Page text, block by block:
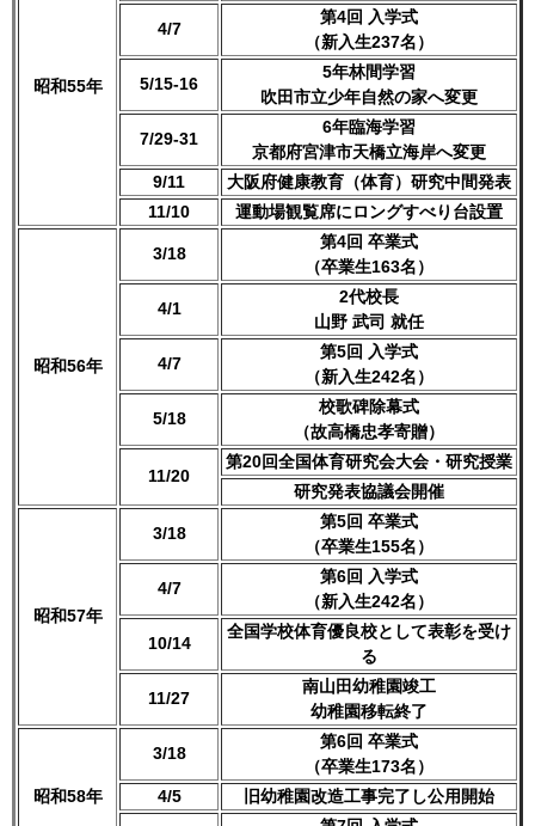
昭和55年
4/7
第4回 入学式
（新入生237名）
5/15-16
5年林間学習
吹田市立少年自然の家へ変更
7/29-31
6年臨海学習
京都府宮津市天橋立海岸へ変更
9/11
大阪府健康教育（体育）研究中間発表
11/10
運動場観覧席にロングすべり台設置
昭和56年
3/18
第4回 卒業式
（卒業生163名）
4/1
2代校長
山野 武司 就任
4/7
第5回 入学式
（新入生242名）
5/18
校歌碑除幕式
（故高橋忠孝寄贈）
11/20
第20回全国体育研究会大会・研究授業
研究発表協議会開催
昭和57年
3/18
第5回 卒業式
（卒業生155名）
4/7
第6回 入学式
（新入生242名）
10/14
全国学校体育優良校として表彰を受け
る
11/27
南山田幼稚園竣工
幼稚園移転終了
昭和58年
3/18
第6回 卒業式
（卒業生173名）
4/5
旧幼稚園改造工事完了し公用開始